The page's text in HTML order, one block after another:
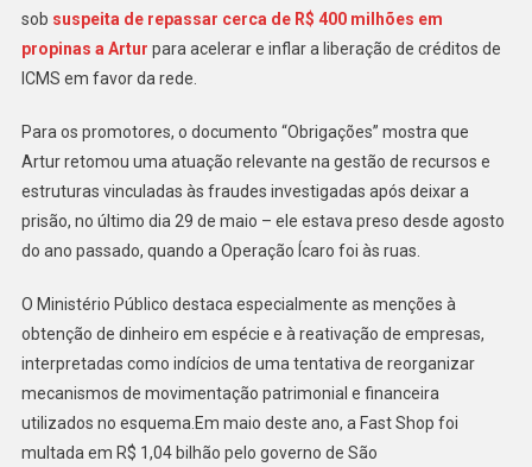
sob suspeita de repassar cerca de R$ 400 milhões em
propinas a Artur para acelerar e inflar a liberação de créditos de
ICMS em favor da rede.
Para os promotores, o documento “Obrigações” mostra que
Artur retomou uma atuação relevante na gestão de recursos e
estruturas vinculadas às fraudes investigadas após deixar a
prisão, no último dia 29 de maio – ele estava preso desde agosto
do ano passado, quando a Operação Ícaro foi às ruas.
O Ministério Público destaca especialmente as menções à
obtenção de dinheiro em espécie e à reativação de empresas,
interpretadas como indícios de uma tentativa de reorganizar
mecanismos de movimentação patrimonial e financeira
utilizados no esquema.Em maio deste ano, a Fast Shop foi
multada em R$ 1,04 bilhão pelo governo de São